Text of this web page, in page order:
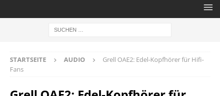
STARTSEITE AUDIO
Grell OAE2: Edel-Kopfhörer für Hifi-
Fans